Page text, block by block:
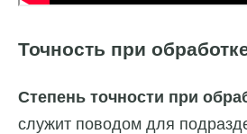
Точность при
Степень точности при
служит поводом для